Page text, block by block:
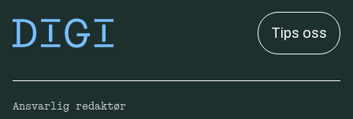
Tips oss
Ansvarlig redaktør